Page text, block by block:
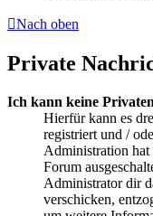
Nach oben
Private
Ich kann keine
Hierfür kann es
registriert und /
Administration
Forum
Administrator dir
verschicken,